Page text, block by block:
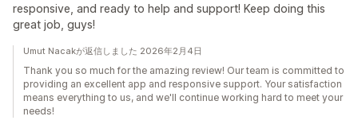
responsive, and ready to help and support! Keep doing this
great job, guys!
Umut Nacakが返信しました 2026年2月4日
Thank you so much for the amazing review! Our team is committed to
providing an excellent app and responsive support. Your satisfaction
means everything to us, and we'll continue working hard to meet your
needs!